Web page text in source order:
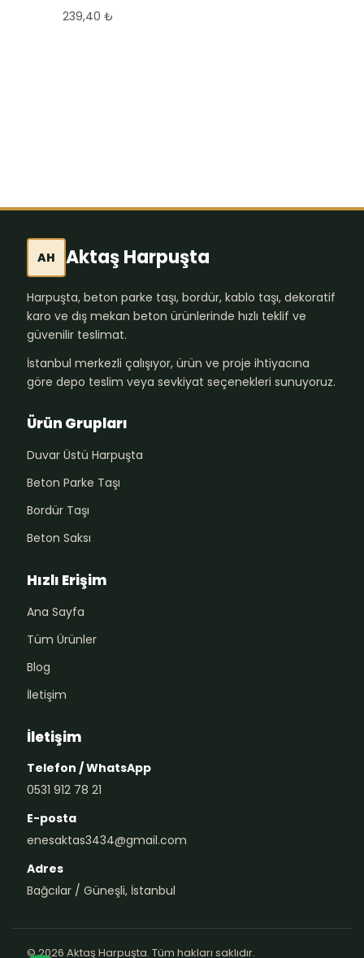
239,40 ₺
AH Aktaş Harpuşta
Harpuşta, beton parke taşı, bordür, kablo taşı, dekoratif
karo ve dış mekan beton ürünlerinde hızlı teklif ve
güvenilir teslimat.
İstanbul merkezli çalışıyor, ürün ve proje ihtiyacına
göre depo teslim veya sevkiyat seçenekleri sunuyoruz.
Ürün Grupları
Duvar Üstü Harpuşta
Beton Parke Taşı
Bordür Taşı
Beton Saksı
Hızlı Erişim
Ana Sayfa
Tüm Ürünler
Blog
İletişim
İletişim
Telefon / WhatsApp
0531 912 78 21
E-posta
enesaktas3434@gmail.com
Adres
Bağcılar / Güneşli, İstanbul
© 2026 Aktaş Harpuşta. Tüm hakları saklıdır.